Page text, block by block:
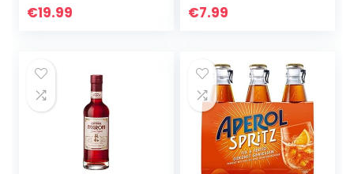
und graviertem
€19.99
Zitronen-
€7.99